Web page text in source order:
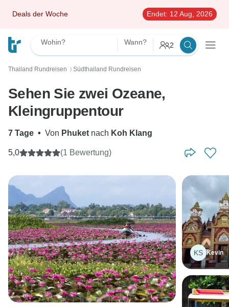
Deals der Woche Endet: 12 Aug, 2026
Wohin? Wann? 2
Thailand Rundreisen 〉 Südthailand Rundreisen
Sehen Sie zwei Ozeane,
Kleingruppentour
7 Tage • Von Phuket nach Koh Klang
5,0 (1 Bewertung)
KS Kevin